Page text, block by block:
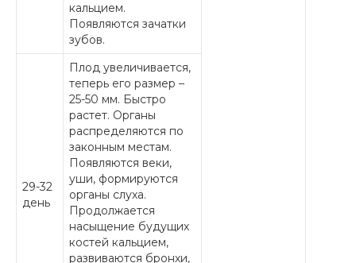
кальцием.
Появляются зачатки
зубов.
29-32
день
Плод увеличивается,
теперь его размер –
25-50 мм. Быстро
растет. Органы
распределяются по
законным местам.
Появляются веки,
уши, формируются
органы слуха.
Продолжается
насыщение будущих
костей кальцием,
развиваются бронхи,